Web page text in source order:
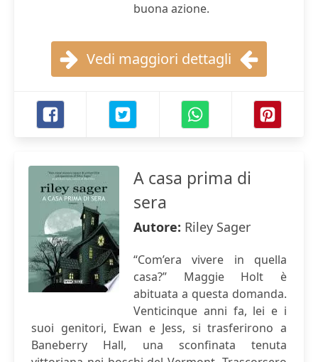
buona azione.
Vedi maggiori dettagli
A casa prima di
sera
Autore: Riley Sager
“Com’era vivere in quella
casa?” Maggie Holt è
abituata a questa domanda.
Venticinque anni fa, lei e i
suoi genitori, Ewan e Jess, si trasferirono a
Baneberry Hall, una sconfinata tenuta